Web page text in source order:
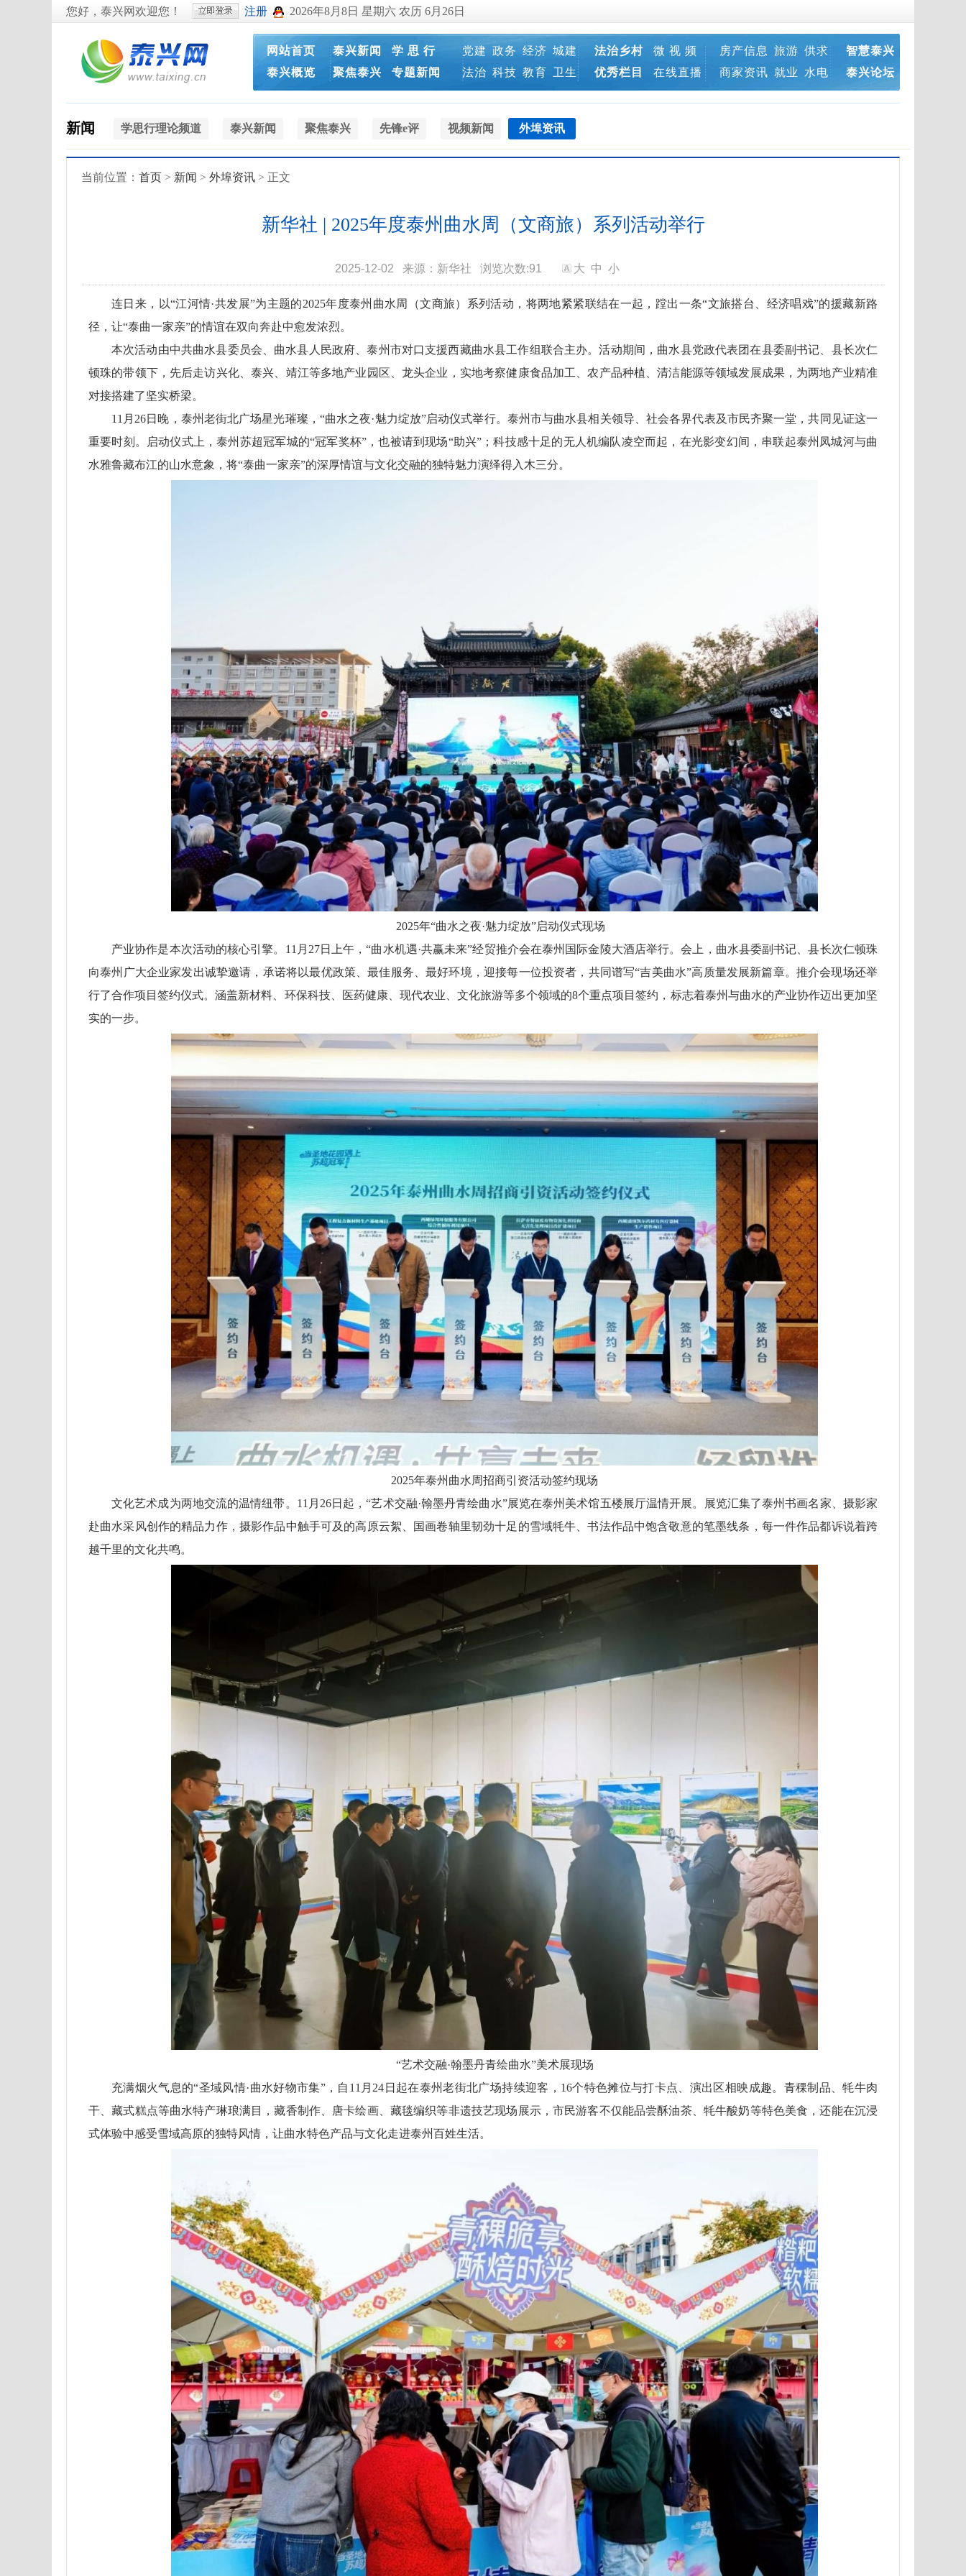
您好，泰兴网欢迎您！ 注册 2026年8月8日 星期六 农历 6月26日
网站首页
泰兴概览
泰兴新闻
学 思 行
聚焦泰兴
专题新闻
党建 政务 经济 城建
法治 科技 教育 卫生
法治乡村
微 视 频
优秀栏目
在线直播
房产信息 旅游 供求
商家资讯 就业 水电
智慧泰兴
泰兴论坛
新闻 学思行理论频道 泰兴新闻 聚焦泰兴 先锋e评 视频新闻 外埠资讯
当前位置： 首页 > 新闻 > 外埠资讯 > 正文
新华社 | 2025年度泰州曲水周（文商旅）系列活动举行
2025-12-02 来源：新华社 浏览次数:91 大 中 小
连日来，以“江河情·共发展”为主题的2025年度泰州曲水周（文商旅）系列活动，将两地紧紧联结在一起，蹚出一条“文旅搭台、经济唱戏”的援藏新路
径，让“泰曲一家亲”的情谊在双向奔赴中愈发浓烈。
本次活动由中共曲水县委员会、曲水县人民政府、泰州市对口支援西藏曲水县工作组联合主办。活动期间，曲水县党政代表团在县委副书记、县长次仁
顿珠的带领下，先后走访兴化、泰兴、靖江等多地产业园区、龙头企业，实地考察健康食品加工、农产品种植、清洁能源等领域发展成果，为两地产业精准
对接搭建了坚实桥梁。
11月26日晚，泰州老街北广场星光璀璨，“曲水之夜·魅力绽放”启动仪式举行。泰州市与曲水县相关领导、社会各界代表及市民齐聚一堂，共同见证这一
重要时刻。启动仪式上，泰州苏超冠军城的“冠军奖杯”，也被请到现场“助兴”；科技感十足的无人机编队凌空而起，在光影变幻间，串联起泰州凤城河与曲
水雅鲁藏布江的山水意象，将“泰曲一家亲”的深厚情谊与文化交融的独特魅力演绎得入木三分。
2025年“曲水之夜·魅力绽放”启动仪式现场
产业协作是本次活动的核心引擎。11月27日上午，“曲水机遇·共赢未来”经贸推介会在泰州国际金陵大酒店举行。会上，曲水县委副书记、县长次仁顿珠
向泰州广大企业家发出诚挚邀请，承诺将以最优政策、最佳服务、最好环境，迎接每一位投资者，共同谱写“吉美曲水”高质量发展新篇章。推介会现场还举
行了合作项目签约仪式。涵盖新材料、环保科技、医药健康、现代农业、文化旅游等多个领域的8个重点项目签约，标志着泰州与曲水的产业协作迈出更加坚
实的一步。
2025年泰州曲水周招商引资活动签约现场
文化艺术成为两地交流的温情纽带。11月26日起，“艺术交融·翰墨丹青绘曲水”展览在泰州美术馆五楼展厅温情开展。展览汇集了泰州书画名家、摄影家
赴曲水采风创作的精品力作，摄影作品中触手可及的高原云絮、国画卷轴里韧劲十足的雪域牦牛、书法作品中饱含敬意的笔墨线条，每一件作品都诉说着跨
越千里的文化共鸣。
“艺术交融·翰墨丹青绘曲水”美术展现场
充满烟火气息的“圣域风情·曲水好物市集”，自11月24日起在泰州老街北广场持续迎客，16个特色摊位与打卡点、演出区相映成趣。青稞制品、牦牛肉
干、藏式糕点等曲水特产琳琅满目，藏香制作、唐卡绘画、藏毯编织等非遗技艺现场展示，市民游客不仅能品尝酥油茶、牦牛酸奶等特色美食，还能在沉浸
式体验中感受雪域高原的独特风情，让曲水特色产品与文化走进泰州百姓生活。